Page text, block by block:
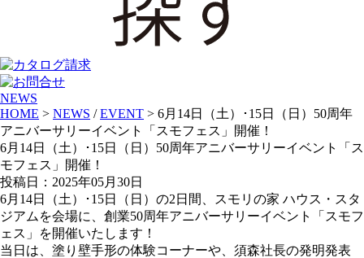
NEWS
HOME > NEWS /EVENT > 6月14日（土）･15日（日）50周年
アニバーサリーイベント「スモフェス」開催！
6月14日（土）･15日（日）50周年アニバーサリーイベント「ス
モフェス」開催！
投稿日：2025年05月30日
6月14日（土）･15日（日）の2日間、スモリの家 ハウス・スタ
ジアムを会場に、創業50周年アニバーサリーイベント「スモフ
ェス」を開催いたします！
当日は、塗り壁手形の体験コーナーや、須森社長の発明発表